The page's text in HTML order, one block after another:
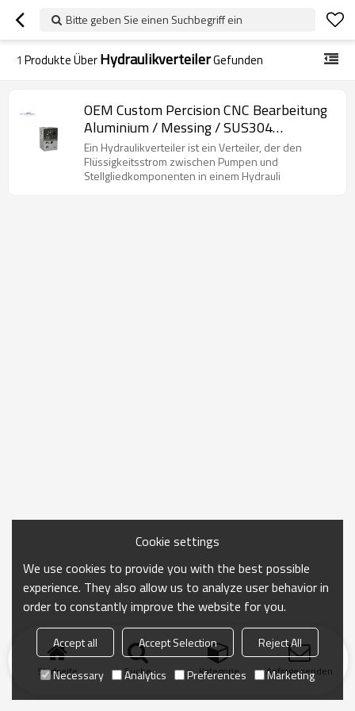
Bitte geben Sie einen Suchbegriff ein
1 Produkte ÜberHydraulikverteilerGefunden
OEM Custom Percision CNC Bearbeitung
Aluminium / Messing / SUS304
Hydraulik-Manifold-Hersteller
Ein Hydraulikverteiler ist ein Verteiler, der den
Flüssigkeitsstrom zwischen Pumpen und
Stellgliedkomponenten in einem Hydrauli
Startseite Suche Kategorie Anfrage senden
Cookie settings
We use cookies to provide you with the best possible
experience. They also allow us to analyze user behavior in
order to constantly improve the website for you.
Accept all Accept Selection
Reject All
Necessary
Analytics Preferences Marketing